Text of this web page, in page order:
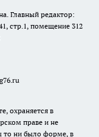
Главный редактор:
стр.1, помещение 312
охраняется в
праве и не
то ни было форме, в